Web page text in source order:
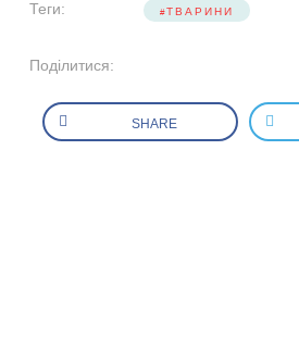
Теги: ТВАРИНИ
Поділитися:
SHARE